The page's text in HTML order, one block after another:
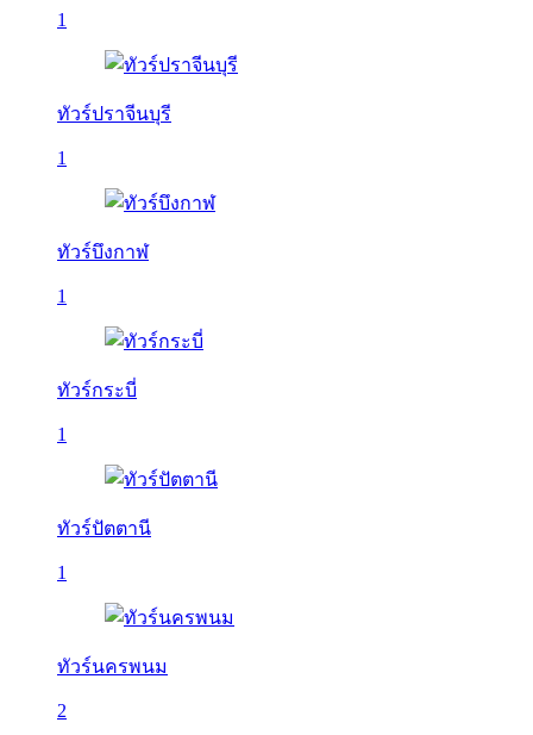
1
ทัวร์ปราจีนบุรี
1
ทัวร์บึงกาฬ
1
ทัวร์กระบี่
1
ทัวร์ปัตตานี
1
ทัวร์นครพนม
2